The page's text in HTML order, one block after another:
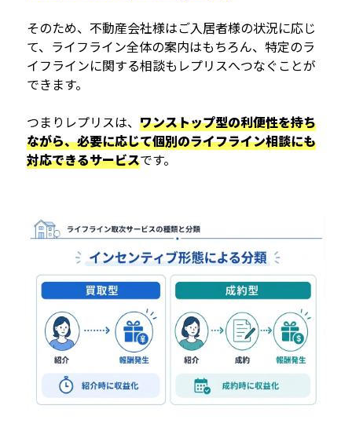
そのため、不動産会社様はご入居者様の状況に応じ
て、ライフライン全体の案内はもちろん、特定のラ
イフラインに関する相談もレプリスへつなぐことが
できます。
つまりレプリスは、 ワンストップ型の利便性を持ち
ながら、必要に応じて個別のライフライン相談にも
対応できるサービスです。